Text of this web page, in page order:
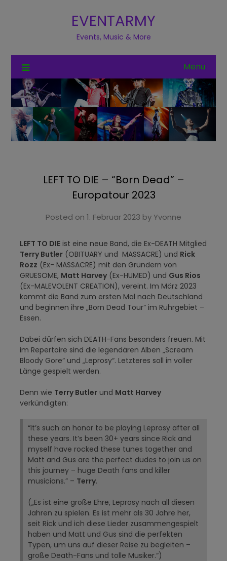
EVENTARMY
Events, Music & More
Menu
LEFT TO DIE – “Born Dead” –
Europatour 2023
Posted on 1. Februar 2023 byYvonne
LEFT TO DIEist eine neue Band, die Ex-DEATH Mitglied
Terry Butler(OBITUARY und MASSACRE) und Rick
Rozz (Ex- MASSACRE) mit den Gründern von
GRUESOME, Matt Harvey(Ex-HUMED) und Gus Rios
(Ex-MALEVOLENT CREATION), vereint. Im März 2023
kommt die Band zum ersten Mal nach Deutschland
und beginnen ihre „Born Dead Tour“ im Ruhrgebiet –
Essen.
Dabei dürfen sich DEATH-Fans besonders freuen. Mit
im Repertoire sind die legendären Alben „Scream
Bloody Gore“ und „Leprosy“. Letzteres soll in voller
Länge gespielt werden.
Denn wie Terry Butlerund Matt Harvey
verkündigten:
“It’s such an honor to be playing Leprosy after all
these years. It’s been 30+ years since Rick and
myself have rocked these tunes together and
Matt and Gus are the perfect dudes to join us on
this journey – huge Death fans and killer
musicians.” – Terry.
(„Es ist eine große Ehre, Leprosy nach all diesen
Jahren zu spielen. Es ist mehr als 30 Jahre her,
seit Rick und ich diese Lieder zusammengespielt
haben und Matt und Gus sind die perfekten
Typen, um uns auf dieser Reise zu begleiten –
große Death-Fans und tolle Musiker.“)